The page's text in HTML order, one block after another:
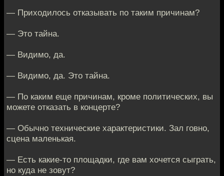
— Приходилось отказывать по таким причинам?
— Это тайна.
— Видимо, да.
— Видимо, да. Это тайна.
— По каким еще причинам, кроме политических, вы
можете отказать в концерте?
— Обычно технические характеристики. Зал говно,
сцена маленькая.
— Есть какие-то площадки, где вам хочется сыграть,
но куда не зовут?